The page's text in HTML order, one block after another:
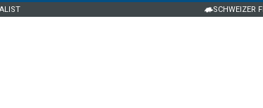
SCHWEIZER